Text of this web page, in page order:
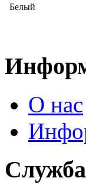
Белый
О нас